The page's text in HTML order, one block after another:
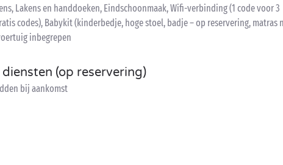
Lakens en handdoeken, Eindschoonmaak, Wifi-verbinding (1 code voor 3
codes), Babykit (kinderbedje, hoge stoel, badje – op reservering, matras
inbegrepen
(op reservering)
bij aankomst